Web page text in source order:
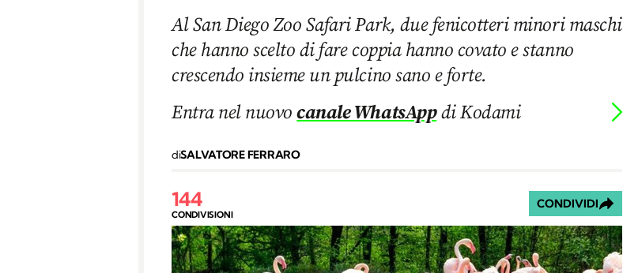
Al San Diego Zoo Safari Park, due fenicotteri minori maschi
che hanno scelto di fare coppia hanno covato e stanno
crescendo insieme un pulcino sano e forte.
Entra nel nuovocanale WhatsAppdi Kodami
diSALVATORE FERRARO
144
CONDIVISIONI
CONDIVIDI